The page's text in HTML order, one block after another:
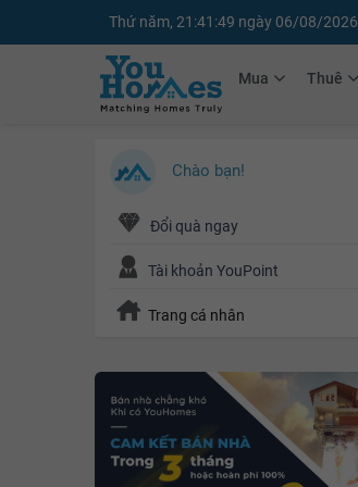
Thứ năm, 21:41:50 ngày 06/08/2026
Mua Thuê
Chào bạn!
Đổi quà ngay
Tài khoản YouPoint
Trang cá nhân